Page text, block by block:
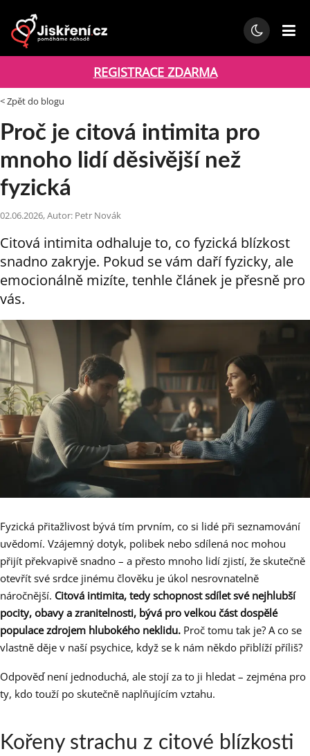
REGISTRACE ZDARMA
< Zpět do blogu
Proč je citová intimita pro
mnoho lidí děsivější než
fyzická
02.06.2026, Autor: Petr Novák
Citová intimita odhaluje to, co fyzická blízkost
snadno zakryje. Pokud se vám daří fyzicky, ale
emocionálně mizíte, tenhle článek je přesně pro
vás.
Fyzická přitažlivost bývá tím prvním, co si lidé při seznamování
uvědomí. Vzájemný dotyk, polibek nebo sdílená noc mohou
přijít překvapivě snadno – a přesto mnoho lidí zjistí, že skutečně
otevřít své srdce jinému člověku je úkol nesrovnatelně
náročnější. Citová intimita, tedy schopnost sdílet své nejhlubší
pocity, obavy a zranitelnosti, bývá pro velkou část dospělé
populace zdrojem hlubokého neklidu. Proč tomu tak je? A co se
vlastně děje v naší psychice, když se k nám někdo přiblíží příliš?
Odpověď není jednoduchá, ale stojí za to ji hledat – zejména pro
ty, kdo touží po skutečně naplňujícím vztahu.
Kořeny strachu z citové blízkosti